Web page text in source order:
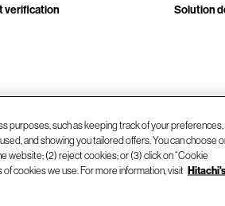
verification
Solution
purposes, such as keeping track of your preferences,
and showing you tailored offers. You can choose
website; (2) reject cookies; or (3) click on “Cookie
cookies we use. For more information, visit Hitachi's